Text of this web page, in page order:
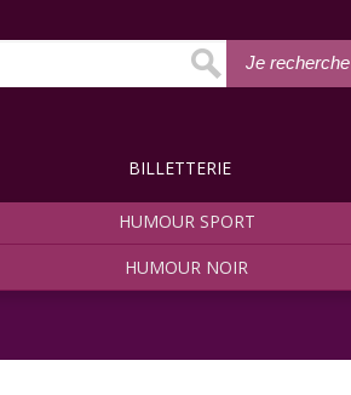
Je recherche
HUMOUR SPORT
HUMOUR NOIR
BILLETTERIE